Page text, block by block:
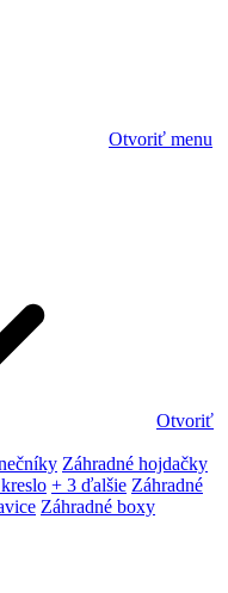
Otvoriť menu
Otvoriť
Záhradné hojdačky
+ 3 ďalšie Záhradné
Záhradné boxy